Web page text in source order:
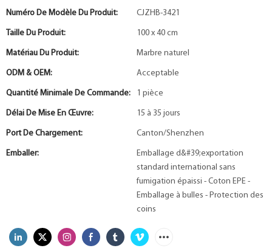
Numéro De Modèle Du Produit: CJZHB-3421
Taille Du Produit: 100 x 40 cm
Matériau Du Produit: Marbre naturel
ODM & OEM: Acceptable
Quantité Minimale De Commande: 1 pièce
Délai De Mise En Œuvre: 15 à 35 jours
Port De Chargement: Canton/Shenzhen
Emballer:
Emballage d&#39;exportation
standard international sans
fumigation épaissi - Coton EPE -
Emballage à bulles - Protection des
coins